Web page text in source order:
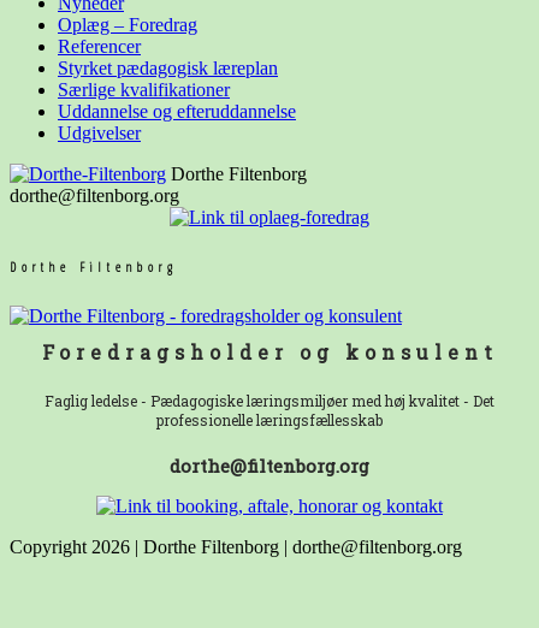
Oplæg – Foredrag
Referencer
Styrket pædagogisk læreplan
Særlige kvalifikationer
Uddannelse og efteruddannelse
Udgivelser
Dorthe Filtenborg
dorthe@filtenborg.org
Dorthe Filtenborg
Foredragsholder og konsulent
Faglig ledelse - Pædagogiske læringsmiljøer med høj kvalitet - Det
professionelle læringsfællesskab
dorthe@filtenborg.org
Copyright 2026 | Dorthe Filtenborg | dorthe@filtenborg.org